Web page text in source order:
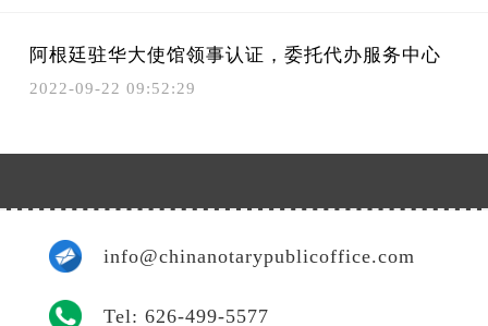
阿根廷驻华大使馆领事认证，委托代办服务中心
2022-09-22 09:52:29
info@chinanotarypublicoffice.com
Tel: 626-499-5577